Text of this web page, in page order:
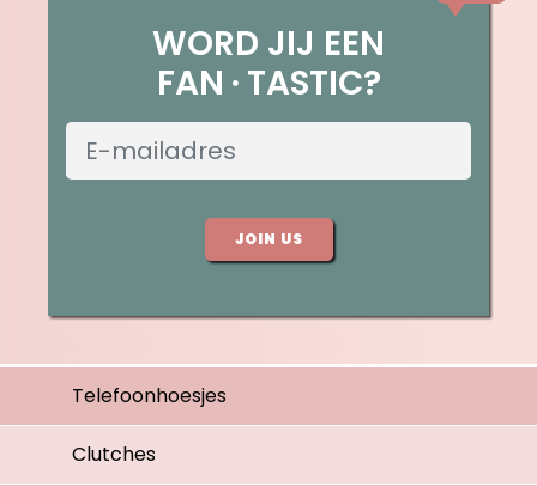
WORD JIJ EEN
FAN TASTIC?
JOIN US
Telefoonhoesjes
Clutches